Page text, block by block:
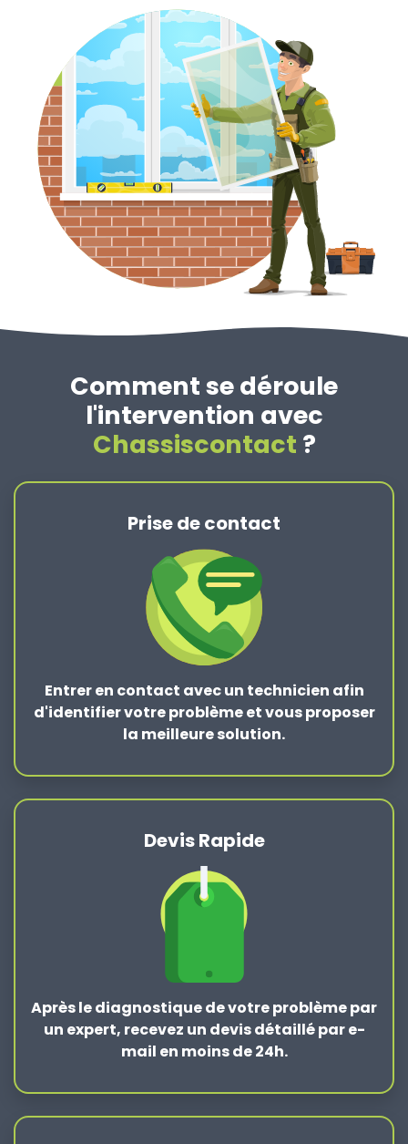
Comment se déroule
l'intervention avec
Chassiscontact ?
Prise de contact
Entrer en contact avec un technicien afin
d'identifier votre problème et vous proposer
la meilleure solution.
Devis Rapide
Après lediagnostique de votre problèmepar
un expert, recevez un devis détaillé par e-
mail en moins de 24h.